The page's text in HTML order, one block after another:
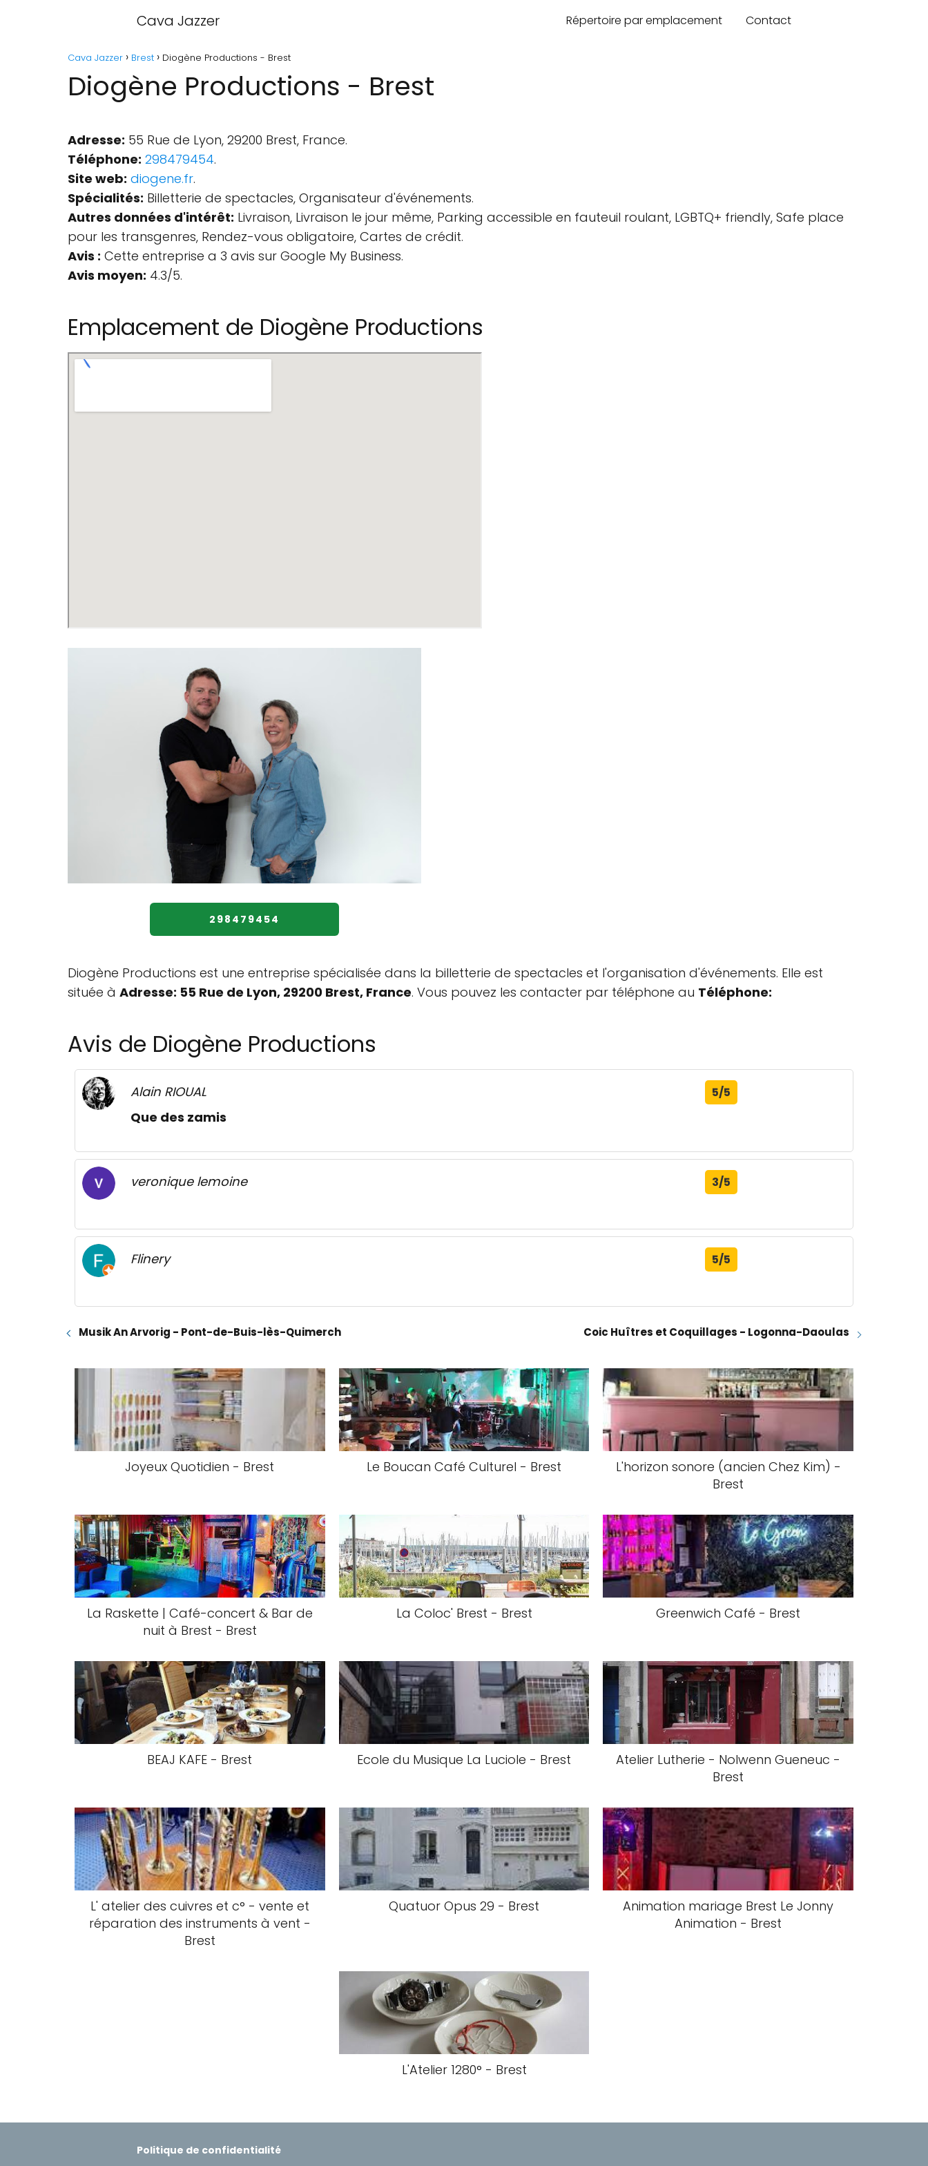
Cava Jazzer Répertoire par emplacement Contact
Cava Jazzer Brest Diogène Productions - Brest
Diogène Productions - Brest
Adresse: 55 Rue de Lyon, 29200 Brest, France.
Téléphone: 298479454.
Site web: diogene.fr.
Spécialités: Billetterie de spectacles, Organisateur d'événements.
Autres données d'intérêt: Livraison, Livraison le jour même, Parking accessible en fauteuil roulant, LGBTQ+ friendly, Safe place
pour les transgenres, Rendez-vous obligatoire, Cartes de crédit.
Avis : Cette entreprise a 3 avis sur Google My Business.
Avis moyen: 4.3/5.
Emplacement de Diogène Productions
298479454
Diogène Productions est une entreprise spécialisée dans la billetterie de spectacles et l'organisation d'événements. Elle est
située à Adresse: 55 Rue de Lyon, 29200 Brest, France. Vous pouvez les contacter par téléphone au Téléphone:
Avis de Diogène Productions
Alain RIOUAL 5/5
Que des zamis
veronique lemoine 3/5
Flinery 5/5
Musik An Arvorig - Pont-de-Buis-lès-Quimerch Coic Huîtres et Coquillages - Logonna-Daoulas
Joyeux Quotidien - Brest Le Boucan Café Culturel - Brest
L'horizon sonore (ancien Chez Kim) -
Brest
La Raskette | Café-concert & Bar de
nuit à Brest - Brest
La Coloc' Brest - Brest Greenwich Café - Brest
BEAJ KAFE - Brest Ecole du Musique La Luciole - Brest
Atelier Lutherie - Nolwenn Gueneuc -
Brest
L' atelier des cuivres et c° - vente et
réparation des instruments à vent -
Brest
Quatuor Opus 29 - Brest
Animation mariage Brest Le Jonny
Animation - Brest
L'Atelier 1280° - Brest
Politique de confidentialité